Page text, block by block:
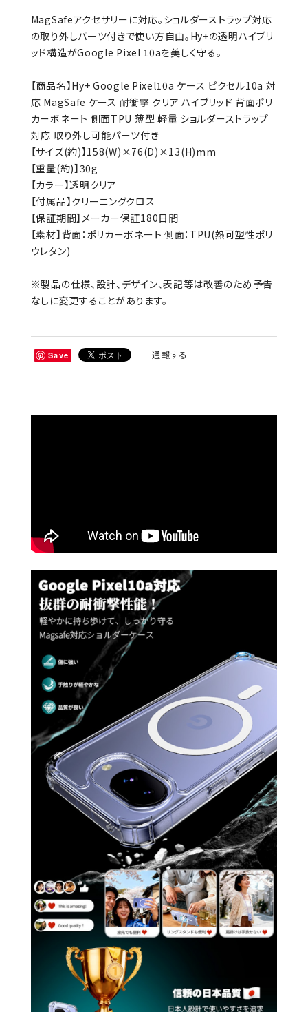
MagSafeアクセサリーに対応。ショルダーストラップ対応
の取り外しパーツ付きで使い方自由。Hy+の透明ハイブリ
ッド構造がGoogle Pixel 10aを美しく守る。
【商品名】Hy+ Google Pixel10a ケース ピクセル10a 対
応 MagSafe ケース 耐衝撃 クリア ハイブリッド 背面ポリ
カーボネート 側面TPU 薄型 軽量 ショルダーストラップ
対応 取り外し可能パーツ付き
【サイズ(約)】158(W)×76(D)×13(H)mm
【重量(約)】30g
【カラー】透明クリア
【付属品】クリーニングクロス
【保証期間】メーカー保証180日間
【素材】背面：ポリカーボネート 側面：TPU(熱可塑性ポリ
ウレタン)
※製品の仕様、設計、デザイン、表記等は改善のため予告
なしに変更することがあります。
Save 通報する